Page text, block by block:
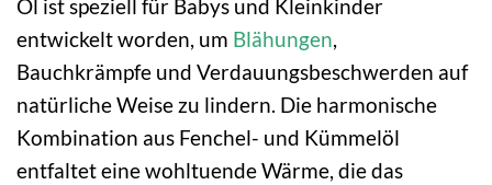
Öl ist speziell für Babys und Kleinkinder
entwickelt worden, um Blähungen,
Bauchkrämpfe und Verdauungsbeschwerden auf
natürliche Weise zu lindern. Die harmonische
Kombination aus Fenchel- und Kümmelöl
entfaltet eine wohltuende Wärme, die das